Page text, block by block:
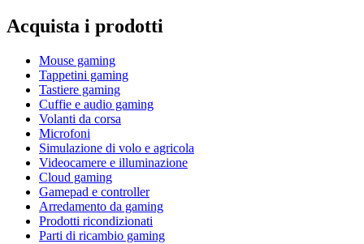
Acquista i prodotti
Mouse gaming
Tappetini gaming
Tastiere gaming
Cuffie e audio gaming
Volanti da corsa
Microfoni
Simulazione di volo e agricola
Videocamere e illuminazione
Cloud gaming
Gamepad e controller
Arredamento da gaming
Prodotti ricondizionati
Parti di ricambio gaming